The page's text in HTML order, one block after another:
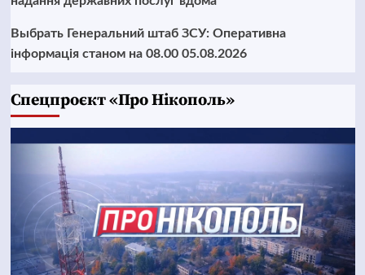
Выбрать Генеральний штаб ЗСУ: Оперативна
інформація станом на 08.00 05.08.2026
Cпецпроєкт «Про Нікополь»